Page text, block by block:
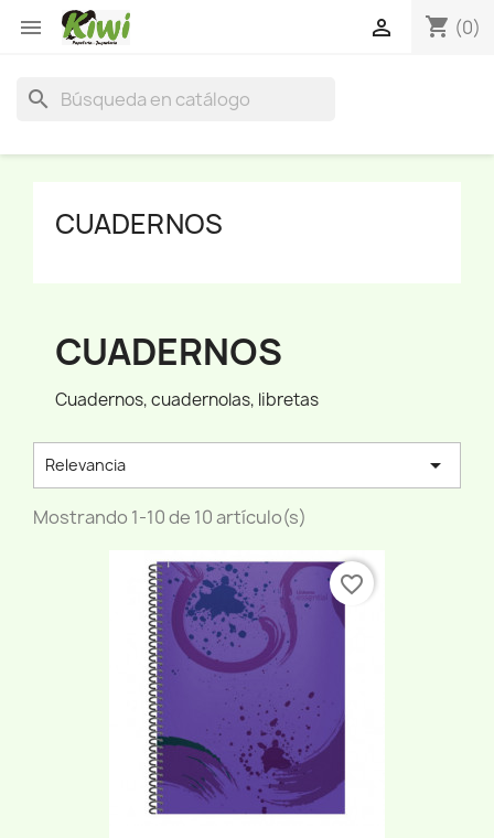
 shopping_cart (0)

search
CUADERNOS
CUADERNOS
Cuadernos, cuadernolas, libretas
Relevancia 
Mostrando 1-10 de 10 artículo(s)
favorite_border